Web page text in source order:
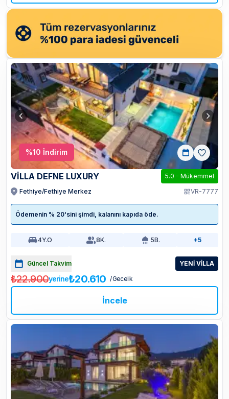
%10 İndirim
VİLLA DEFNE LUXURY 5.0 - Mükemmel
Fethiye/Fethiye Merkez
VR-7777
Ödemenin % 20'sini şimdi, kalanını kapıda öde.
4Y.O 8K. 5B. +5
Güncel Takvim YENİ VİLLA
₺22.900yerine₺20.610 / Gecelik
İncele